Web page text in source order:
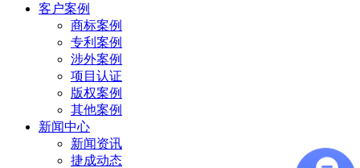
客户案例
商标案例
专利案例
涉外案例
项目认证
版权案例
其他案例
新闻中心
新闻资讯
捷成动态